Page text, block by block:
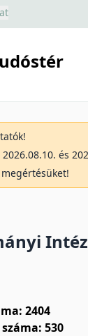
2026.08.10. és
2404
530